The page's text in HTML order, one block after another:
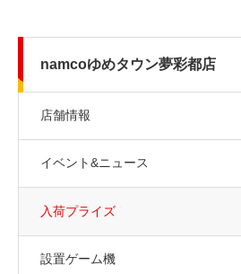
namcoゆめタウン夢彩都店
店舗情報
イベント&ニュース
入荷プライズ
設置ゲーム機